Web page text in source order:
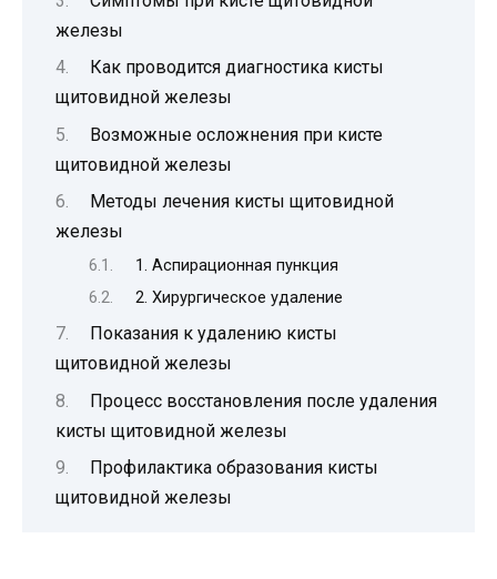
железы
Как проводится диагностика кисты
щитовидной железы
Возможные осложнения при кисте
щитовидной железы
Методы лечения кисты щитовидной
железы
1. Аспирационная пункция
2. Хирургическое удаление
Показания к удалению кисты
щитовидной железы
Процесс восстановления после удаления
кисты щитовидной железы
Профилактика образования кисты
щитовидной железы